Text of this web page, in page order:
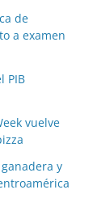
de
a examen
PIB
vuelve
y